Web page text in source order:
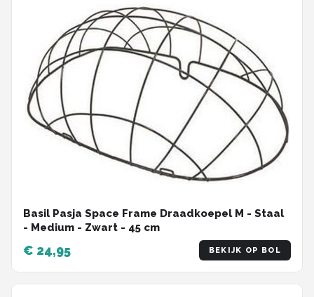
Basil Pasja Space Frame Draadkoepel M - Staal
- Medium - Zwart - 45 cm
€ 24,95 BEKIJK OP BOL